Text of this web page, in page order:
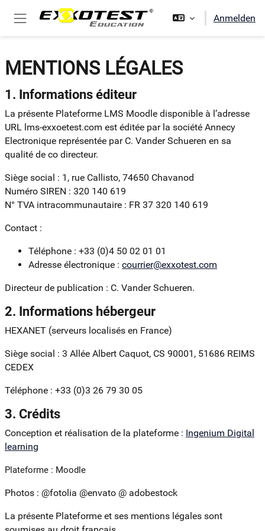
Zum Hauptinhalt
Website-Übersicht
Anmelden
MENTIONS LÉGALES
1. Informations éditeur
La présente Plateforme LMS Moodle disponible à l’adresse
URL lms-exxoetest.com est éditée par la société Annecy
Electronique représentée par C. Vander Schueren en sa
qualité de co directeur.
Siège social : 1, rue Callisto, 74650 Chavanod
Numéro SIREN : 320 140 619
N° TVA intracommunautaire : FR 37 320 140 619
Contact :
Téléphone : +33 (0)4 50 02 01 01
Adresse électronique : courrier@exxotest.com
Directeur de publication : C. Vander Schueren.
2. Informations hébergeur
HEXANET (serveurs localisés en France)
Siège social : 3 Allée Albert Caquot, CS 90001, 51686 REIMS
CEDEX
Téléphone : +33 (0)3 26 79 30 05
3. Crédits
Conception et réalisation de la plateforme : Ingenium Digital
learning
Plateforme : Moodle
Photos : @fotolia @envato @ adobestock
La présente Plateforme et ses mentions légales sont